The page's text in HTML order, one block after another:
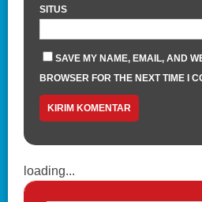
SITUS
SAVE MY NAME, EMAIL, AND
BROWSER FOR THE NEXT TIME I
loading...